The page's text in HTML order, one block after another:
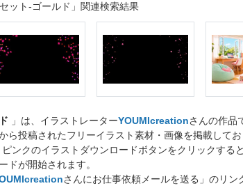
ット-ゴールド」関連検索結果
」は、イラストレーターYOUMIcreationさんの作品
ら投稿されたフリーイラスト素材・画像を掲載して
ピンクのイラストダウンロードボタンをクリックすると
ドが開始されます。
さんにお仕事依頼メールを送る」のリ